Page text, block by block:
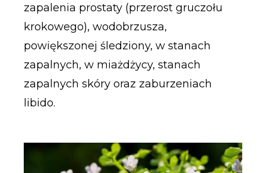
zapalenia prostaty (przerost gruczołu
krokowego), wodobrzusza,
powiększonej śledziony, w stanach
zapalnych, w miażdżycy, stanach
zapalnych skóry oraz zaburzeniach
libido.